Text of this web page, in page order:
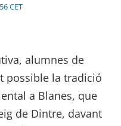
CET
alumnes de
possible la tradició
a Blanes, que
de Dintre, davant